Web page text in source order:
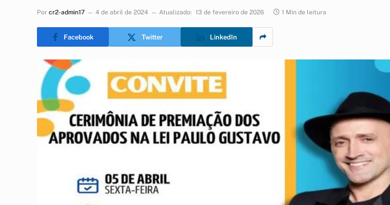
Por cr2-admin17 4 de abril de 2024 Atualizado: 13 de fevereiro de 2026 1 Min de leitura
Facebook Twitter LinkedIn